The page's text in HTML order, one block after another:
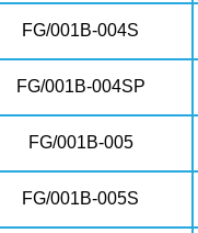
FG/001B-004S
FG/001B-004SP
FG/001B-005
FG/001B-005S